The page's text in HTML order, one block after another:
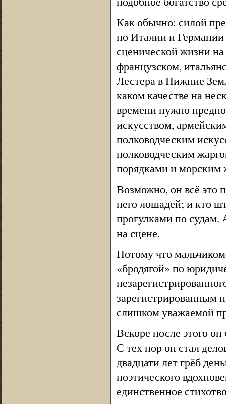
Как обычно: силой
по Италии и
сценической жизни
французском,
Лестера в Нижние
каком качестве на
времени нужно
искусством,
полководческим
полководческим
порядками и морским
Возможно, он всё это
него лошадей; и кто
прогулками по судам.
на сцене.
Потому что
«бродягой» по
зарегистрированным
слишком уважаемой
Вскоре после этого
С тех пор он стал
двадцати лет грёб
поэтического
единственное